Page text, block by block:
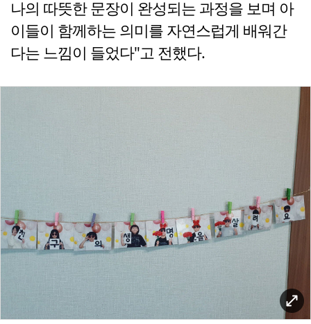
나의 따뜻한 문장이 완성되는 과정을 보며 아
이들이 함께하는 의미를 자연스럽게 배워간
다는 느낌이 들었다"고 전했다.